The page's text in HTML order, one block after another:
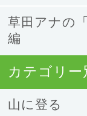
草田アナの
編
カテゴリ
山に登る